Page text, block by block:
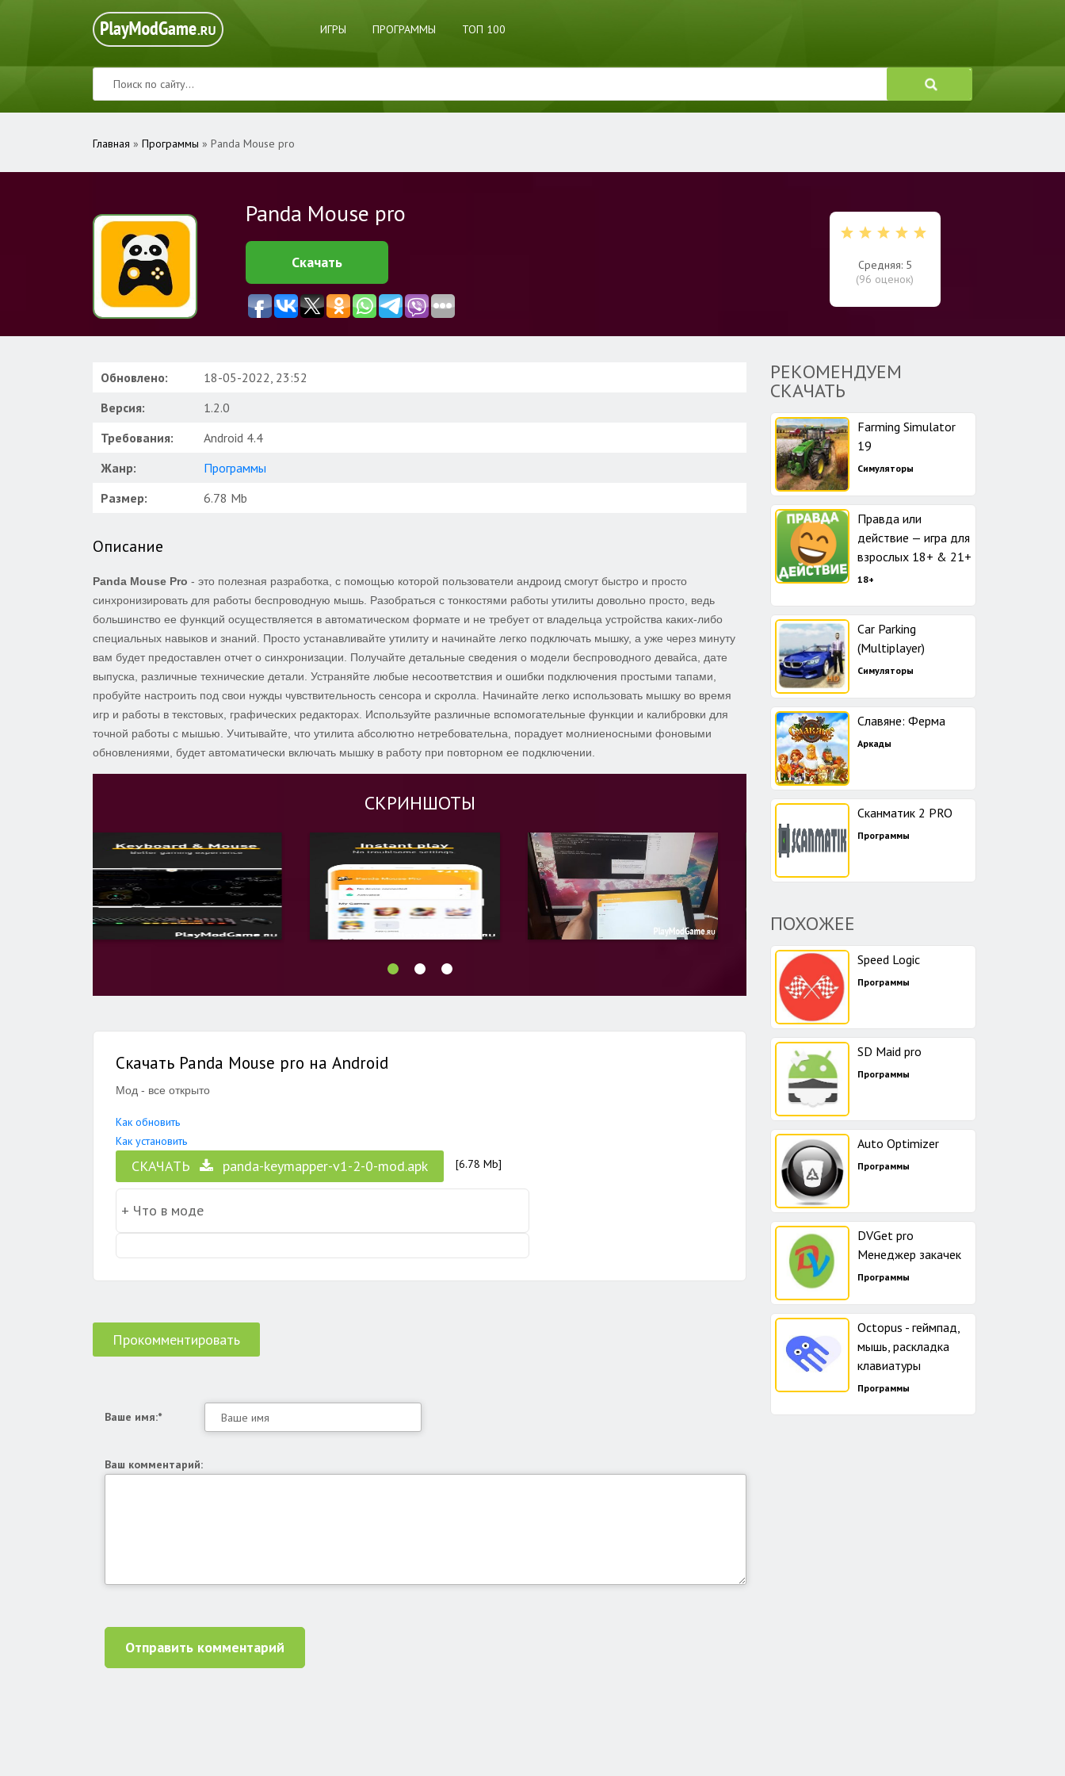
ИГРЫ ПРОГРАММЫ ТОП 100
Главная » Программы » Panda Mouse pro
Panda Mouse pro
Скачать
Средняя: 5
(96 оценок)
Обновлено:
18-05-2022, 23:52
Версия:
1.2.0
Требования:
Android 4.4
Жанр:
Программы
Размер:
6.78 Mb
Описание
Panda Mouse Pro - это полезная разработка, с помощью которой пользователи андроид смогут быстро и просто
синхронизировать для работы беспроводную мышь. Разобраться с тонкостями работы утилиты довольно просто, ведь
большинство ее функций осуществляется в автоматическом формате и не требует от владельца устройства каких-либо
специальных навыков и знаний. Просто устанавливайте утилиту и начинайте легко подключать мышку, а уже через минуту
вам будет предоставлен отчет о синхронизации. Получайте детальные сведения о модели беспроводного девайса, дате
выпуска, различные технические детали. Устраняйте любые несоответствия и ошибки подключения простыми тапами,
пробуйте настроить под свои нужды чувствительность сенсора и скролла. Начинайте легко использовать мышку во время
игр и работы в текстовых, графических редакторах. Используйте различные вспомогательные функции и калибровки для
точной работы с мышью. Учитывайте, что утилита абсолютно нетребовательна, порадует молниеносными фоновыми
обновлениями, будет автоматически включать мышку в работу при повторном ее подключении.
СКРИНШОТЫ
Скачать Panda Mouse pro на Android
Мод - все открыто
Как обновить
Как установить
СКАЧАТЬ panda-keymapper-v1-2-0-mod.apk [6.78 Mb]
Прокомментировать
Ваше имя:*
Ваш комментарий:
Отправить комментарий
РЕКОМЕНДУЕМ
СКАЧАТЬ
Farming Simulator
19
Симуляторы
Правда или
действие — игра для
взрослых 18+ & 21+
18+
Car Parking
(Multiplayer)
Симуляторы
Славяне: Ферма
Аркады
Сканматик 2 PRO
Программы
ПОХОЖЕЕ
Speed Logic
Программы
SD Maid pro
Программы
Auto Optimizer
Программы
DVGet pro
Менеджер закачек
Программы
Octopus - геймпад,
мышь, раскладка
клавиатуры
Программы